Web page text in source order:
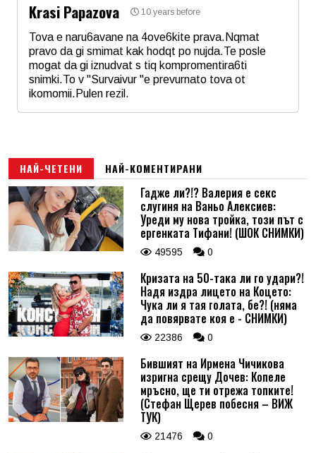
Коментар *
Krasi Papazova 10 years before
Tova e naru6avane na 4ove6kite prava.Nqmat
pravo da gi smimat kak hodqt po nujda.Te posle
mogat da gi iznudvat s tiq kompromentira6ti
snimki.To v "Survaivur "e prevurnato tova ot
ikomomii.Pulen rezil.
Email
Коментар*
НАЙ-ЧЕТЕНИ НАЙ-КОМЕНТИРАНИ
Гадже ли?!? Валерия е секс
слугиня на Ваньо Алексиев:
Уреди му нова тройка, този път с
ергенката Тифани! (ШОК СНИМКИ)
49595 0
Кризата на 50-така ли го удари?!
Надя издра лицето на Коцето:
Чука ли я тая голата, бе?! (няма
да повярвате коя е - СНИМКИ)
22386 0
Бившият на Ирмена Чичикова
изригна срещу Дочев: Копеле
мръсно, ще ти отрежа топките!
(Стефан Щерев побесня – ВИЖ
ТУК)
21476 0